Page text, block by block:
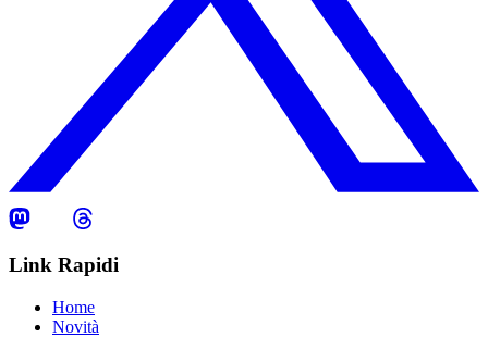
Link Rapidi
Home
Novità